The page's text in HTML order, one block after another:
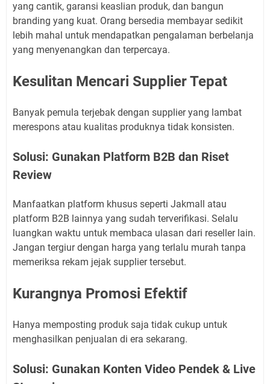
yang cantik, garansi keaslian produk, dan bangun
branding yang kuat. Orang bersedia membayar sedikit
lebih mahal untuk mendapatkan pengalaman berbelanja
yang menyenangkan dan terpercaya.
Kesulitan Mencari Supplier Tepat
Banyak pemula terjebak dengan supplier yang lambat
merespons atau kualitas produknya tidak konsisten.
Solusi: Gunakan Platform B2B dan Riset
Review
Manfaatkan platform khusus seperti Jakmall atau
platform B2B lainnya yang sudah terverifikasi. Selalu
luangkan waktu untuk membaca ulasan dari reseller lain.
Jangan tergiur dengan harga yang terlalu murah tanpa
memeriksa rekam jejak supplier tersebut.
Kurangnya Promosi Efektif
Hanya memposting produk saja tidak cukup untuk
menghasilkan penjualan di era sekarang.
Solusi: Gunakan Konten Video Pendek & Live